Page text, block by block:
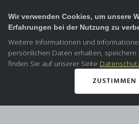
Wir verwenden Cookies, um unsere
Erfahrungen bei der Nutzung zu
Weitere Informationen und
persönlichen Daten erhalten,
finden Sie auf unserer Seite
ZUSTIMMEN